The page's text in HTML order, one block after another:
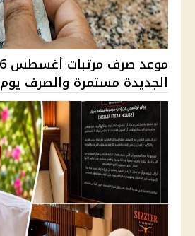
الجديدة مستمرة والصرف يوم 23 والح...